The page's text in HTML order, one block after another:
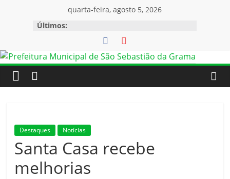
quarta-feira, agosto 5, 2026
Últimos:
Destaques Notícias
Santa Casa recebe
melhorias